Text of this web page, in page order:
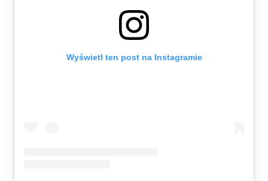
Wyświetl ten post na Instagramie